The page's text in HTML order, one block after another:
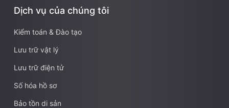
Dịch vụ của chúng tôi
Kiểm toán & Đào tạo
Lưu trữ vật lý
Lưu trữ điện tử
Số hóa hồ sơ
Bảo tồn di sản